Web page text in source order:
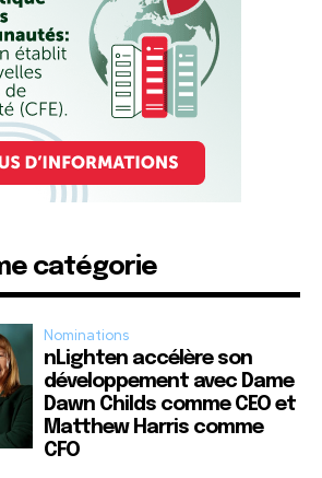
catégorie
Nominations
nLighten accélère son
développement avec Dame
Dawn Childs comme CEO et
Matthew Harris comme
CFO